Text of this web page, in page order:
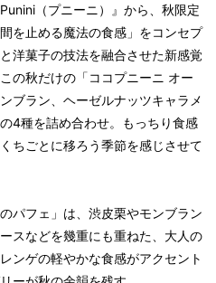
（プニーニ）』から、秋限定
を止める魔法の食感」をコンセプ
洋菓子の技法を融合させた新感覚
の秋だけの「ココプニーニ オー
ブラン、ヘーゼルナッツキャラメ
4種を詰め合わせ。もっちり食感
ちごとに移ろう季節を感じさせて
パフェ」は、渋皮栗やモンブラン
スなどを幾重にも重ねた、大人の
ンゲの軽やかな食感がアクセント